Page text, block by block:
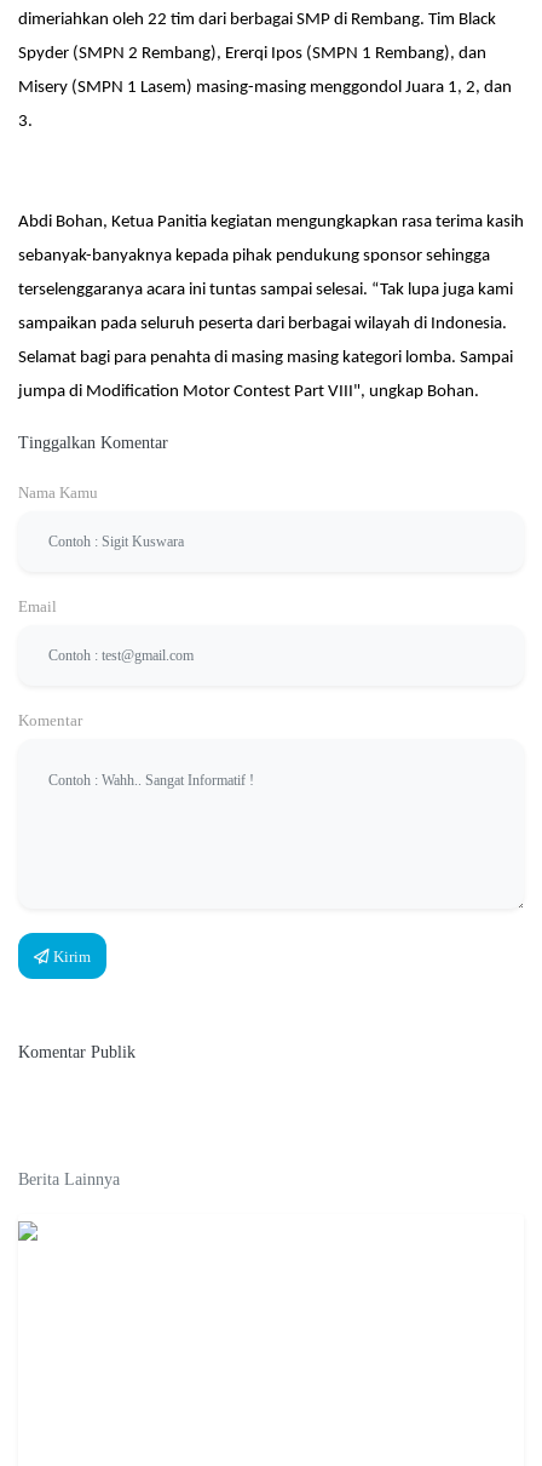
dimeriahkan oleh 22 tim dari berbagai SMP di Rembang. Tim Black
Spyder (SMPN 2 Rembang), Ererqi Ipos (SMPN 1 Rembang), dan
Misery (SMPN 1 Lasem) masing-masing menggondol Juara 1, 2, dan
3.
Abdi Bohan, Ketua Panitia kegiatan mengungkapkan rasa terima kasih
sebanyak-banyaknya kepada pihak pendukung sponsor sehingga
terselenggaranya acara ini tuntas sampai selesai. “Tak lupa juga kami
sampaikan pada seluruh peserta dari berbagai wilayah di Indonesia.
Selamat bagi para penahta di masing masing kategori lomba. Sampai
jumpa di Modification Motor Contest Part VIII", ungkap Bohan.
Tinggalkan Komentar
Nama Kamu
Email
Komentar
Kirim
Komentar Publik
Berita Lainnya